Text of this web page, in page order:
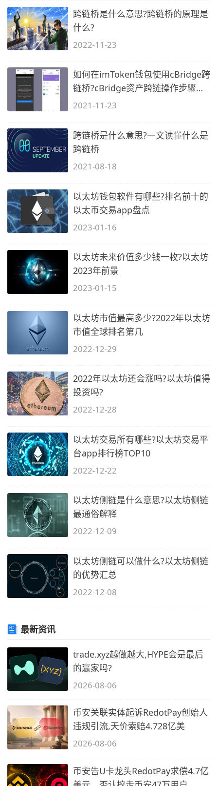
跨链桥是什么意思?跨链桥的原理是
什么?
2022-11-23
如何在imToken钱包使用cBridge跨
链桥?cBridge资产跨链操作步骤教
程
2021-11-23
跨链桥是什么意思?一文读懂什么是
跨链桥
2021-08-18
以太坊钱包软件有哪些?排名前十的
以太币交易app盘点
2023-01-16
以太坊未来价值多少钱一枚?以太坊
2023年前景
2023-01-15
以太坊市值最高多少?2022年以太坊
市值全球排名第几
2022-12-29
2022年以太坊还会涨吗?以太坊值得
投资吗?
2022-12-28
以太坊交易所有哪些?以太坊交易平
台app排行榜TOP10
2022-12-22
以太坊侧链是什么意思?以太坊侧链
最通俗解释
2022-12-09
以太坊侧链可以做什么?以太坊侧链
的优势汇总
2022-12-08
最新资讯
trade.xyz越做越大,HYPE会是最后
的赢家吗?
2026-08-06
币安关联实体起诉RedotPay创始人
违规引流,天价索赔4.728亿美
2026-08-06
币安告U卡龙头RedotPay求偿4.7亿